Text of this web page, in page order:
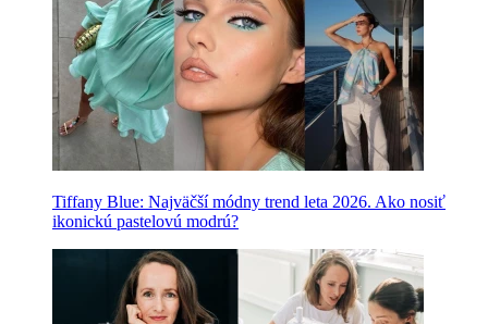
Tiffany Blue: Najväčší módny trend leta 2026. Ako nosiť
ikonickú pastelovú modrú?